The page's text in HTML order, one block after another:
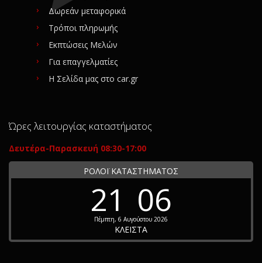
Δωρεάν μεταφορικά
Τρόποι πληρωμής
Εκπτώσεις Μελών
Για επαγγελματίες
Η Σελίδα μας στο car.gr
Ώρες λειτουργίας καταστήματος
Δευτέρα-Παρασκευή 08:30-17:00
ΡΟΛΟΪ ΚΑΤΑΣΤΗΜΑΤΟΣ
21 06
Πέμπτη, 6 Αυγούστου 2026
ΚΛΕΙΣΤΑ